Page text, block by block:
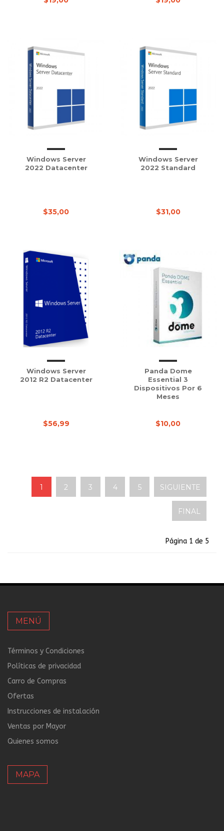
Windows Server
2022 Datacenter
$35,00
Windows Server
2022 Standard
$31,00
Windows Server
2012 R2 Datacenter
$56,99
Panda Dome
Essential 3
Dispositivos Por 6
Meses
$10,00
1 2 3 4 5 SIGUIENTE
FINAL
Página 1 de 5
MENÚ
Términos y Condiciones
Políticas de privacidad
Carro de Compras
Ofertas
Instrucciones de instalación
Ventas por Mayor
Quienes somos
MAPA